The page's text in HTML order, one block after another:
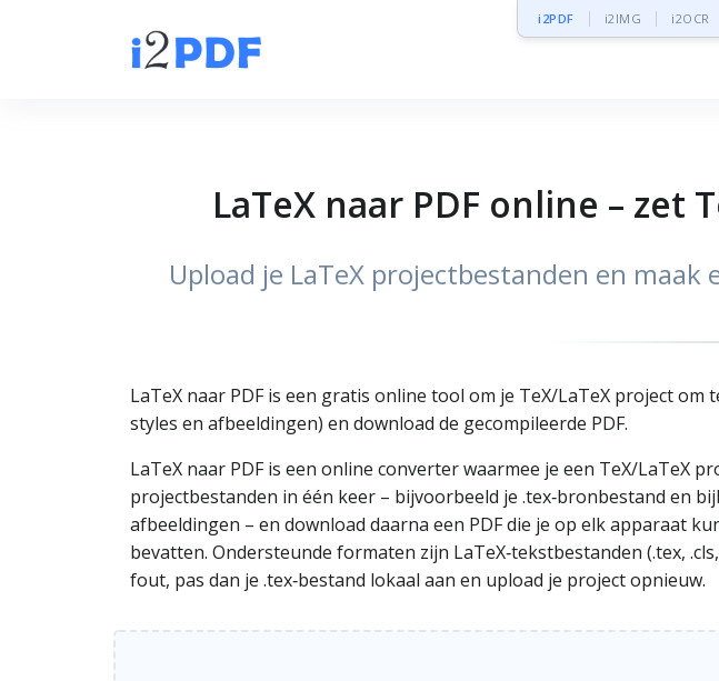
i2PDF i2IMG i2OCR
LaTeX naar PDF online – zet
Upload je LaTeX projectbestanden en
LaTeX naar PDF is een gratis online tool om je TeX/LaTeX project
styles en afbeeldingen) en download de gecompileerde PDF.
LaTeX naar PDF is een online converter waarmee je een TeX/LaTeX
projectbestanden in één keer – bijvoorbeeld je .tex‑bronbestand en
afbeeldingen – en download daarna een PDF die je op elk apparaat
bevatten. Ondersteunde formaten zijn LaTeX‑tekstbestanden (.tex,
fout, pas dan je .tex‑bestand lokaal aan en upload je project opnieuw.